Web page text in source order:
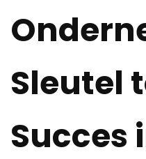
Sleutel
Succes